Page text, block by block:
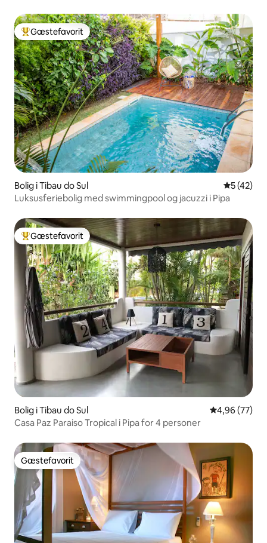
Bedste gæstefavorit
Gæstefavorit
Bolig i Tibau do Sul 5 ud af 5 i
5 (42)
Luksusferiebolig med swimmingpool og jacuzzi i Pipa
Bedste gæstefavorit
Gæstefavorit
Bolig i Tibau do Sul 4,96 ud af 5 i
4,96 (77)
Casa Paz Paraiso Tropical i Pipa for 4 personer
Gæstefavorit
Gæstefavorit